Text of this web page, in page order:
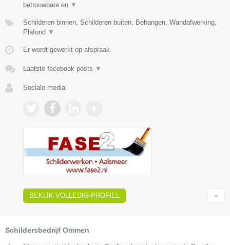
betrouwbare en ▼
Schilderen binnen, Schilderen buiten, Behangen, Wandafwerking,
Plafond ▼
Er wordt gewerkt op afspraak.
Laatste facebook posts ▼
Sociale media:
BEKIJK VOLLEDIG PROFIEL
Schildersbedrijf Ommen